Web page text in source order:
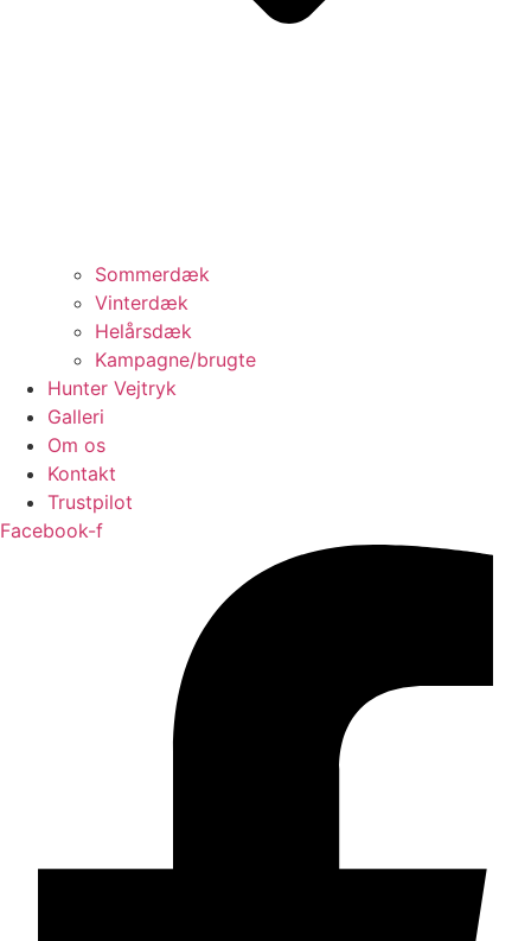
Sommerdæk
Vinterdæk
Helårsdæk
Kampagne/brugte
Hunter Vejtryk
Galleri
Om os
Kontakt
Trustpilot
Facebook-f